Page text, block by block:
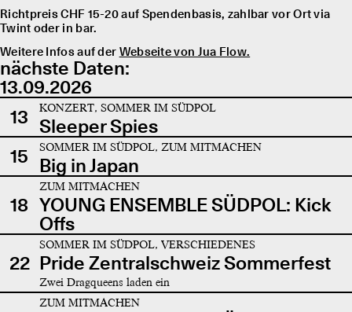
Richtpreis CHF 15-20 auf Spendenbasis, zahlbar vor Ort via
Twint oder in bar.
Weitere Infos auf der Webseite von Jua Flow.
nächste Daten:
13.09.2026
13
KONZERT, SOMMER IM SÜDPOL
Sleeper Spies
15
SOMMER IM SÜDPOL, ZUM MITMACHEN
Big in Japan
18
ZUM MITMACHEN
YOUNG ENSEMBLE SÜDPOL: Kick
Offs
22
SOMMER IM SÜDPOL, VERSCHIEDENES
Pride Zentralschweiz Sommerfest
Zwei Dragqueens laden ein
ZUM MITMACHEN